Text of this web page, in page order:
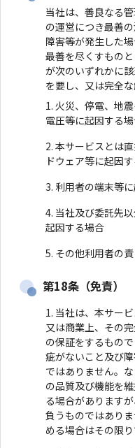
当社は、善良なる
の運営につき最善
障害等が発生した
最善を尽くすもの
が次のいずれかに
を要し、又は完全
火災、停電、地
電圧等に起因する
本サービスとは
ドウェア等に起因
利用者の端末等
当社及び委託先
起因する場合
その他利用者の
第18条（免責）
当社は、本サー
又は商業上、その
の保証をするもの
疵がないこと及び
ではありません。
の品質及び機能を
る場合があります
負うものではあり
める場合はその限